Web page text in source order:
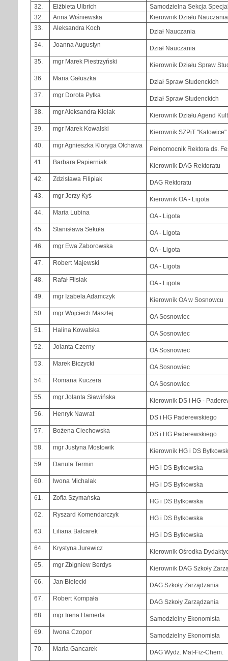
32.
Elżbieta Ulbrich
Samodzielna Sekcja
32.
Anna Wiśniewska
Kierownik Działu Nauczania
33.
Aleksandra Koch
Dział Nauczania
34.
Joanna Augustyn
Dział Nauczania
35.
mgr Marek Piestrzyński
Kierownik Działu Spraw
36.
Maria Gałuszka
Dział Spraw Studenckich
37.
mgr Dorota Pytka
Dział Spraw Studenckich
38.
mgr Aleksandra Kielak
Kierownik Działu Agend
39.
mgr Marek Kowalski
Kierownik SZPiT "Katowice"
40.
mgr Agnieszka Kloryga Olchawa
Pełnomocnik Rektora ds.
41.
Barbara Papierniak
Kierownik DAG Rektoratu
42.
Zdzisława Filipiak
DAG Rektoratu
43.
mgr Jerzy Kyś
Kierownik OA - Ligota
44.
Maria Lubina
OA - Ligota
45.
Stanisława Sekuła
OA - Ligota
46.
mgr Ewa Zaborowska
OA - Ligota
47.
Robert Majewski
OA - Ligota
48.
Rafał Flisiak
OA - Ligota
49.
mgr Izabela Adamczyk
Kierownik OA w Sosnowcu
50.
mgr Wojciech Maszlej
OA Sosnowiec
51.
Halina Kowalska
OA Sosnowiec
52.
Jolanta Czerny
OA Sosnowiec
53.
Marek Biczycki
OA Sosnowiec
54.
Romana Kuczera
OA Sosnowiec
55.
mgr Jolanta Sławińska
Kierownik DS i HG -
56.
Henryk Nawrat
DS i HG Paderewskiego
57.
Bożena Ciechowska
DS i HG Paderewskiego
58.
mgr Justyna Mostowik
Kierownik HG i DS
59.
Danuta Termin
HG i DS Bytkowska
60.
Iwona Michalak
HG i DS Bytkowska
61.
Zofia Szymańska
HG i DS Bytkowska
62.
Ryszard Komendarczyk
HG i DS Bytkowska
63.
Liliana Balcarek
HG i DS Bytkowska
64.
Krystyna Jurewicz
Kierownik Ośrodka
65.
mgr Zbigniew Berdys
Kierownik DAG Szkoły
66.
Jan Bielecki
DAG Szkoły Zarządzania
67.
Robert Kompała
DAG Szkoły Zarządzania
68.
mgr Irena Hamerla
Samodzielny Ekonomista
69.
Iwona Czopor
Samodzielny Ekonomista
70.
Maria Gancarek
DAG Wydz. Mat-Fiz-Chem.